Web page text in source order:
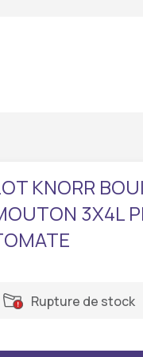
KNORR
3X4L
Rupture de stock